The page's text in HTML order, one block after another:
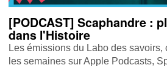
[PODCAST] Scaphandre :
dans l'Histoire
Les émissions du Labo des savoirs,
les semaines sur Apple Podcasts ,